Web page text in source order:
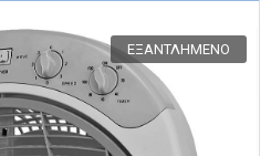
ΕΞΑΝΤΛΗΜΈΝΟ